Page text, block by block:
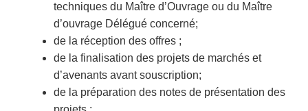
techniques du Maître d’Ouvrage ou du Maître
d’ouvrage Délégué concerné;
de la réception des offres ;
de la finalisation des projets de marchés et
d’avenants avant souscription;
de la préparation des notes de présentation des